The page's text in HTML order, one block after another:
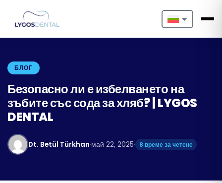
Nederlands
Deutsch
Español
БЛОГ
Безопасно ли е избелването на
зъбите със сода за хляб? | LYGOS
DENTAL
Dt. Betül Türkhan·май 22, 2025· 8 време за четене